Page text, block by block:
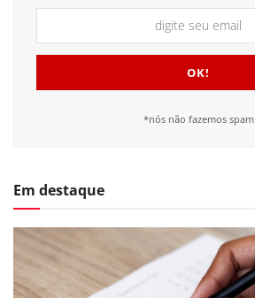
*nós não fazemos spam
Em destaque